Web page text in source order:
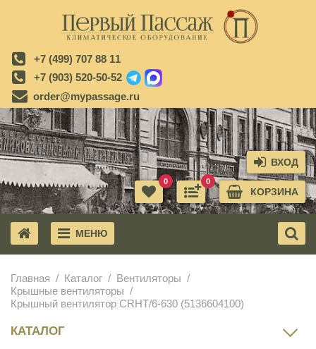
+7 (499) 707 88 11
+7 (903) 520-50-52
order@mypassage.ru
ВХОД
КОРЗИНА
0
0
МЕНЮ
Главная Каталог
Вентиляторы
Крышные вентиляторы
Крышный вентилятор CRHT/6-630 (5136604100)
КАТАЛОГ